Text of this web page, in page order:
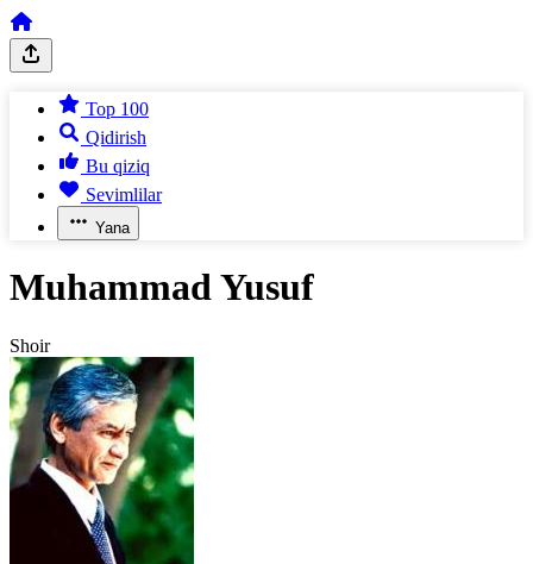
Top 100
Qidirish
Bu qiziq
Sevimlilar
Yana
Muhammad Yusuf
Shoir